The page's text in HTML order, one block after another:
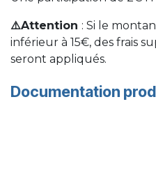
⚠️Attention : Si le
inférieur à 15€, des frais
seront appliqués.
Documentation